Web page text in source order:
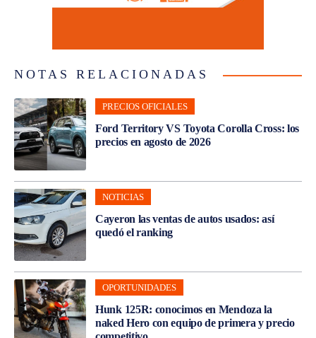
NOTAS RELACIONADAS
PRECIOS OFICIALES
Ford Territory VS Toyota Corolla Cross: los
precios en agosto de 2026
NOTICIAS
Cayeron las ventas de autos usados: así
quedó el ranking
OPORTUNIDADES
Hunk 125R: conocimos en Mendoza la
naked Hero con equipo de primera y precio